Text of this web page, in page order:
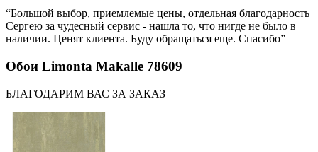
“Большой выбор, приемлемые цены, отдельная благодарность
Сергею за чудесный сервис - нашла то, что нигде не было в
наличии. Ценят клиента. Буду обращаться еще. Спасибо”
Обои Limonta Makalle 78609
БЛАГОДАРИМ ВАС ЗА ЗАКАЗ